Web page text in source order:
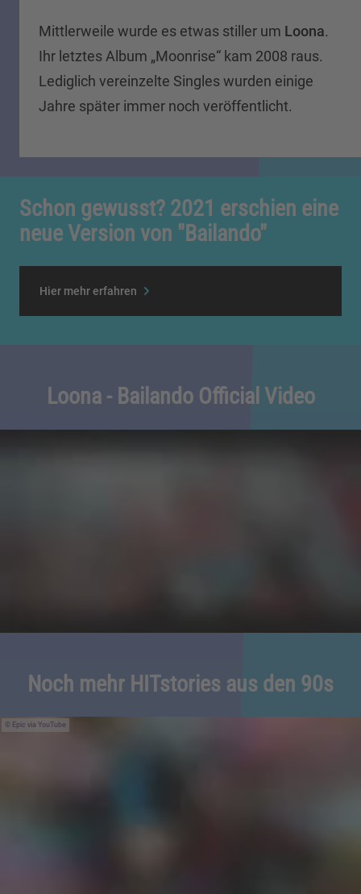
Mittlerweile wurde es etwas stiller um Loona.
Ihr letztes Album „Moonrise“ kam 2008 raus.
Lediglich vereinzelte Singles wurden einige
Jahre später immer noch veröffentlicht.
Schon gewusst? 2021 erschien eine
neue Version von "Bailando"
Hier mehr erfahren
Loona - Bailando Official Video
Noch mehr HITstories aus den 90s
Epic via YouTube